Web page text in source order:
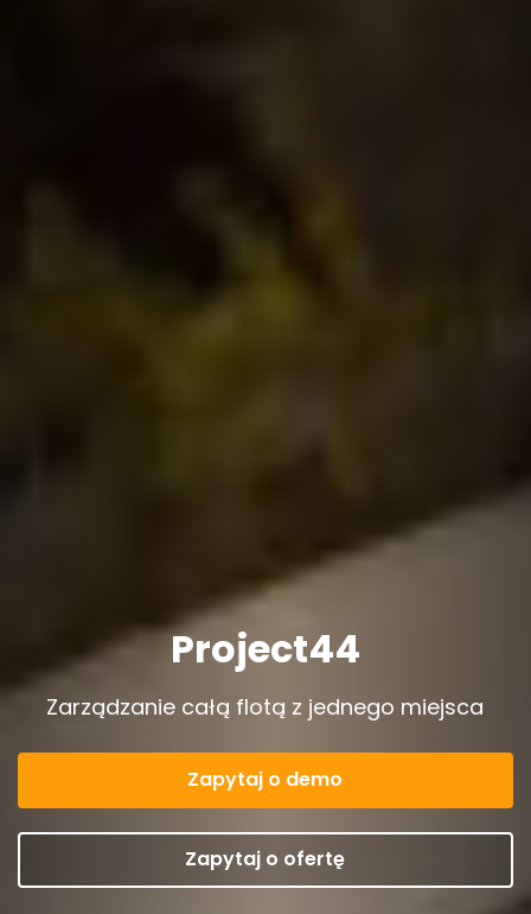
Project44
Zarządzanie całą flotą z jednego miejsca
Zapytaj o demo
Zapytaj o ofertę